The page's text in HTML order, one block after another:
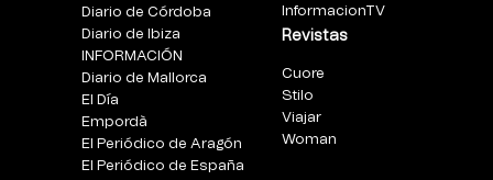
Diario de Córdoba
Diario de Ibiza
INFORMACIÓN
Diario de Mallorca
El Día
Empordà
El Periódico de Aragón
El Periódico de España
InformacionTV
Revistas
Cuore
Stilo
Viajar
Woman